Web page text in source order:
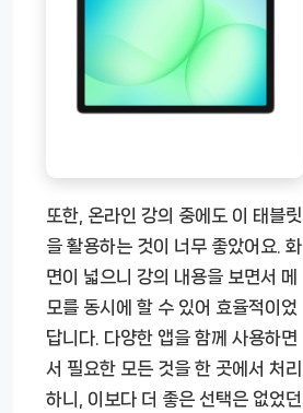
또한, 온라인 강의 중에도 이 태블릿
을 활용하는 것이 너무 좋았어요. 화
면이 넓으니 강의 내용을 보면서 메
모를 동시에 할 수 있어 효율적이었
답니다. 다양한 앱을 함께 사용하면
서 필요한 모든 것을 한 곳에서 처리
하니, 이보다 더 좋은 선택은 없었던